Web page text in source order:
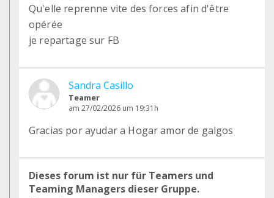
Qu'elle reprenne vite des forces afin d'être
opérée
je repartage sur FB
Sandra Casillo
Teamer
am 27/02/2026 um 19:31h
Gracias por ayudar a Hogar amor de galgos
Dieses forum ist nur für Teamers und
Teaming Managers dieser Gruppe.